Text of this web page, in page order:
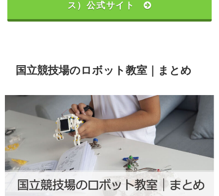
ス）公式サイト
国立競技場のロボット教室｜まとめ